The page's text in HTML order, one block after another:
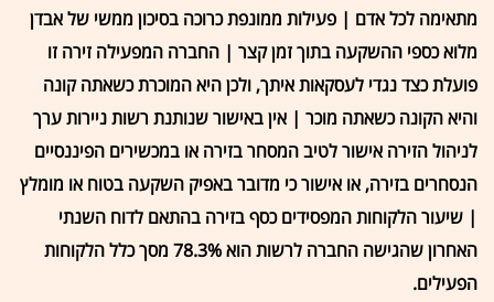
מתאימה לכל אדם | פעילות ממונפת כרוכה בסיכון ממשי של אבדן
מלוא כספי ההשקעה בתוך זמן קצר | החברה המפעילה זירה זו
פועלת כצד נגדי לעסקאות איתך, ולכן היא המוכרת כשאתה קונה
והיא הקונה כשאתה מוכר | אין באישור שנותנת רשות ניירות ערך
לניהול הזירה אישור לטיב המסחר בזירה או במכשירים הפיננסיים
הנסחרים בזירה, או אישור כי מדובר באפיק השקעה בטוח או מומלץ
| שיעור הלקוחות המפסידים כסף בזירה בהתאם לדוח השנתי
האחרון שהגישה החברה לרשות הוא 78.3% מסך כלל הלקוחות
הפעילים.